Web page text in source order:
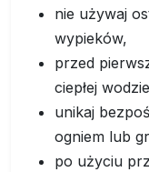
nie używaj
wypieków,
przed
ciepłej
unikaj
ogniem lub
po użyciu